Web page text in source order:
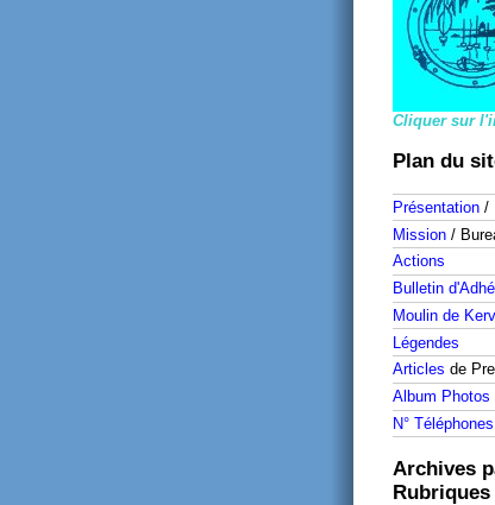
Cliquer sur
Plan du
Présentation /
Mission /
Actions
Bulletin
Moulin de
Légendes
Articles de
Album Photos
N°
Archives
Rubriques